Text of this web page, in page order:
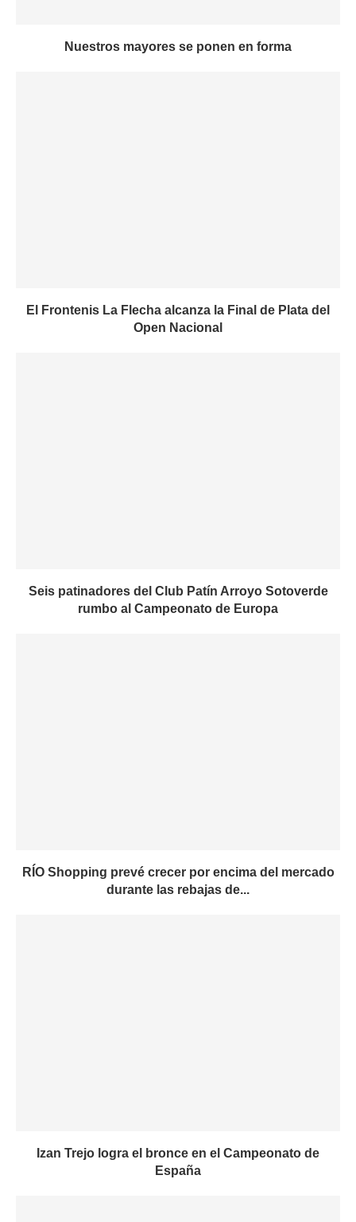
Nuestros mayores se ponen en forma
El Frontenis La Flecha alcanza la Final de Plata del
Open Nacional
Seis patinadores del Club Patín Arroyo Sotoverde
rumbo al Campeonato de Europa
RÍO Shopping prevé crecer por encima del mercado
durante las rebajas de...
Izan Trejo logra el bronce en el Campeonato de
España